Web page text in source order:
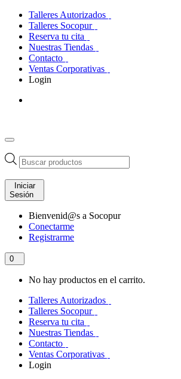
Talleres Autorizados
Talleres Socopur
Reserva tu cita
Nuestras Tiendas
Contacto
Ventas Corporativas
Login
Búsqueda
de
productos
Iniciar
Sesión
Bienvenid@s a Socopur
Conectarme
Registrarme
0
No hay productos en el carrito.
Talleres Autorizados
Talleres Socopur
Reserva tu cita
Nuestras Tiendas
Contacto
Ventas Corporativas
Login